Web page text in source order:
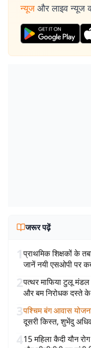
न्यूज और लाइव न्यूज
जरूर पढ़ें
1प्राथमिक शिक्षकों के
जानें नयी एसओपी पर
2पत्थर माफिया टुलू
और बम निरोधक दस्ते
3पश्चिम बंग आवास
दूसरी किस्त, शुभेंदु
415 महिला कैदी यौन